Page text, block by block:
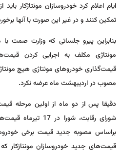
ایام اعلام کرد خودروسازان مونتاژ‌کار
تمکین کنند و در غیر این صورت با آنها
بنابراین پیرو جلساتی که وزارت صمت با
مونتاژی مکلف به اجرایی کردن
قیمت‌گذاری خودروهای مونتاژی هیچ
مصوب در اردیبهشت ماه عرضه نکرد.
دقیقا پس از دو ماه از اولین مرحله
شورای رقابت، شورا در
براساس مصوبه جدید قیمت برخی
قیمت‌های جدید خودروسازان مونتاژکار